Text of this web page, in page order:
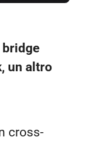
bridge
un altro
cross-